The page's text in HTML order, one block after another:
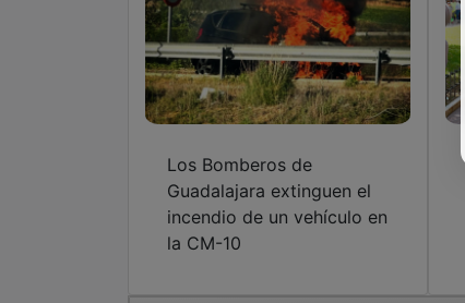
Los Bomberos de
Guadalajara extinguen el
incendio de un vehículo en
la CM-10